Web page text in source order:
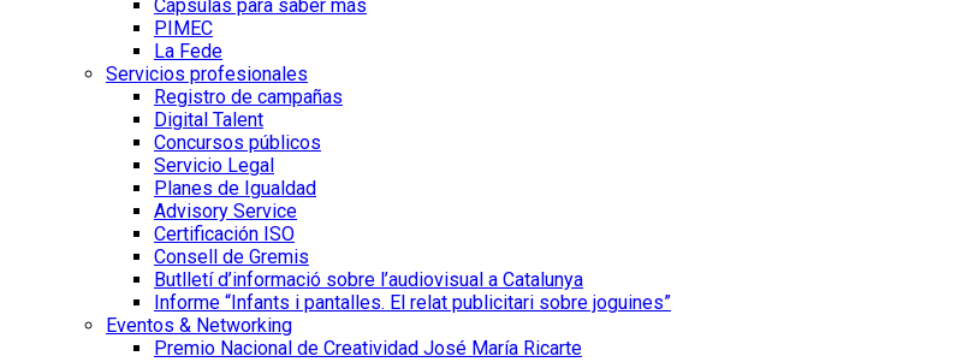
Cápsulas para saber más
PIMEC
La Fede
Servicios profesionales
Registro de campañas
Digital Talent
Concursos públicos
Servicio Legal
Planes de Igualdad
Advisory Service
Certificación ISO
Consell de Gremis
Butlletí d’informació sobre l’audiovisual a Catalunya
Informe “Infants i pantalles. El relat publicitari sobre joguines”
Eventos & Networking
Premio Nacional de Creatividad José María Ricarte